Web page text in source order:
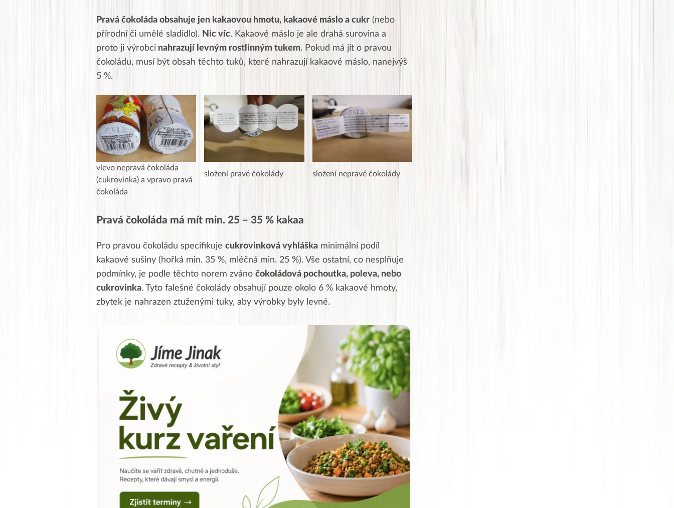
Pravá čokoláda obsahuje jen kakaovou hmotu, kakaové máslo a cukr (nebo
přírodní či umělé sladidlo). Nic víc. Kakaové máslo je ale drahá surovina a
proto ji výrobci nahrazují levným rostlinným tukem. Pokud má jít o pravou
čokoládu, musí být obsah těchto tuků, které nahrazují kakaové máslo, nanejvýš
5 %.
vlevo nepravá čokoláda
(cukrovinka) a vpravo pravá
čokoláda
složení pravé čokolády složení nepravé čokolády
Pravá čokoláda má mít min. 25 – 35 % kakaa
Pro pravou čokoládu specifikuje cukrovinková vyhláška minimální podíl
kakaové sušiny (hořká min. 35 %, mléčná min. 25 %). Vše ostatní, co nesplňuje
podmínky, je podle těchto norem zváno čokoládová pochoutka, poleva, nebo
cukrovinka. Tyto falešné čokolády obsahují pouze okolo 6 % kakaové hmoty,
zbytek je nahrazen ztuženými tuky, aby výrobky byly levné.